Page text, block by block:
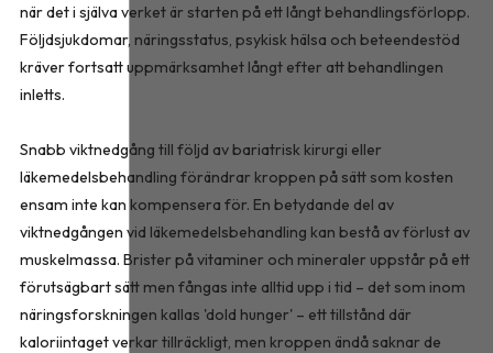
när det i själva verket är starten på ett långt behandlingsförlopp.
Följdsjukdomar, näringsstatus, psykisk hälsa och beteendestöd
kräver fortsatt uppmärksamhet långt efter att behandlingen
inletts.
Snabb viktnedgång till följd av bariatrisk kirurgi eller
läkemedelsbehandling förändrar kroppen på sätt som kosten
ensam inte kan kompensera för. En betydande del av
viktnedgången vid läkemedelsbehandling kan bestå av förlust av
muskelmassa. Brister på vitaminer och mineraler uppstår på ett
förutsägbart sätt men fångas inte alltid upp i tid – det som inom
näringsforskningen kallas 'dold hunger' – ett tillstånd där
kaloriintaget verkar tillräckligt, men kroppen ändå saknar de